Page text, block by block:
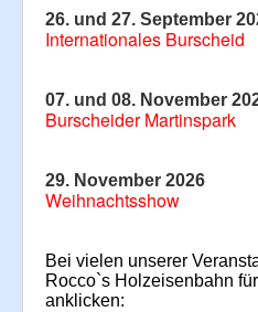
26. und 27. September
Internationales Burscheid
07. und 08. November
Burscheider Martinspark
29. November 2026
Weihnachtsshow
Bei vielen unserer
Rocco`s Holzeisenbahn
anklicken: